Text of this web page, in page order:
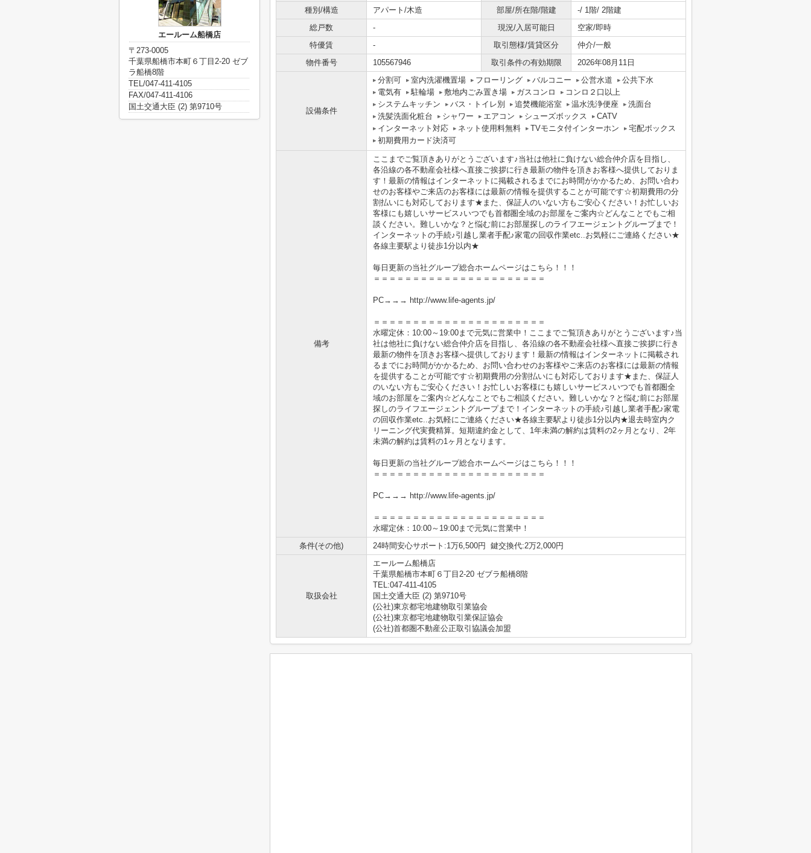
種別/構造
アパート/木造 部屋/所在階/階建
-/ 1階/ 2階建
総戸数
- 現況/入居可能日
空家/即時
特優賃
- 取引態様/賃貸区分
仲介/一般
物件番号
105567946 取引条件の有効期限 2026年08月11日
設備条件
分割可 室内洗濯機置場 フローリング バルコニー 公営水道
公共下水
電気有
駐輪場 敷地内ごみ置き場 ガスコンロ
コンロ２口以上
システムキッチン
バス・トイレ別 追焚機能浴室 温水洗浄便座
洗面台
洗髪洗面化粧台
シャワー エアコン シューズボックス
CATV
インターネット対応
ネット使用料無料 TVモニタ付インターホン
宅配ボックス
初期費用カード決済可
備考
ここまでご覧頂きありがとうございます♪当社は他社に負けない総合仲介店を目指し、
各沿線の各不動産会社様へ直接ご挨拶に行き最新の物件を頂きお客様へ提供しておりま
す！最新の情報はインターネットに掲載されるまでにお時間がかかるため、お問い合わ
せのお客様やご来店のお客様には最新の情報を提供することが可能です☆初期費用の分
割払いにも対応しております★また、保証人のいない方もご安心ください！お忙しいお
客様にも嬉しいサービス♪いつでも首都圏全域のお部屋をご案内☆どんなことでもご相
談ください。難しいかな？と悩む前にお部屋探しのライフエージェントグループまで！
インターネットの手続♪引越し業者手配♪家電の回収作業etc..お気軽にご連絡ください★
各線主要駅より徒歩1分以内★
毎日更新の当社グループ総合ホームページはこちら！！！
＝＝＝＝＝＝＝＝＝＝＝＝＝＝＝＝＝＝＝＝＝＝
PC→→→ http://www.life-agents.jp/
＝＝＝＝＝＝＝＝＝＝＝＝＝＝＝＝＝＝＝＝＝＝
水曜定休：10:00～19:00まで元気に営業中！ここまでご覧頂きありがとうございます♪当
社は他社に負けない総合仲介店を目指し、各沿線の各不動産会社様へ直接ご挨拶に行き
最新の物件を頂きお客様へ提供しております！最新の情報はインターネットに掲載され
るまでにお時間がかかるため、お問い合わせのお客様やご来店のお客様には最新の情報
を提供することが可能です☆初期費用の分割払いにも対応しております★また、保証人
のいない方もご安心ください！お忙しいお客様にも嬉しいサービス♪いつでも首都圏全
域のお部屋をご案内☆どんなことでもご相談ください。難しいかな？と悩む前にお部屋
探しのライフエージェントグループまで！インターネットの手続♪引越し業者手配♪家電
の回収作業etc..お気軽にご連絡ください★各線主要駅より徒歩1分以内★退去時室内ク
リーニング代実費精算。短期違約金として、1年未満の解約は賃料の2ヶ月となり、2年
未満の解約は賃料の1ヶ月となります。
毎日更新の当社グループ総合ホームページはこちら！！！
＝＝＝＝＝＝＝＝＝＝＝＝＝＝＝＝＝＝＝＝＝＝
PC→→→ http://www.life-agents.jp/
＝＝＝＝＝＝＝＝＝＝＝＝＝＝＝＝＝＝＝＝＝＝
水曜定休：10:00～19:00まで元気に営業中！
条件(その他)
24時間安心サポート:1万6,500円 鍵交換代:2万2,000円
取扱会社
エールーム船橋店
千葉県船橋市本町６丁目2-20 ゼブラ船橋8階
TEL:047-411-4105
国土交通大臣 (2) 第9710号
(公社)東京都宅地建物取引業協会
(公社)東京都宅地建物取引業保証協会
(公社)首都圏不動産公正取引協議会加盟
エールーム船橋店
〒273-0005
千葉県船橋市本町６丁目2-20 ゼブ
ラ船橋8階
TEL/047-411-4105
FAX/047-411-4106
国土交通大臣 (2) 第9710号